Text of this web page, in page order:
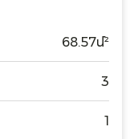
68.57մ²
3
1